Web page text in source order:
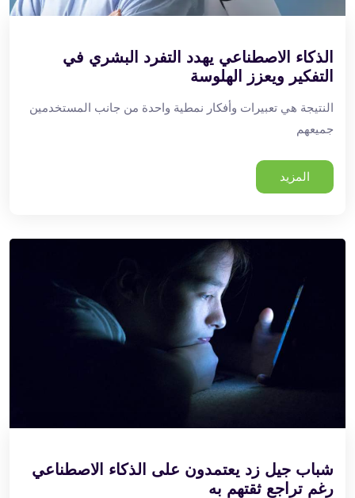
الذكاء الاصطناعي يهدد التفرد البشري في
التفكير ويعزز الهلوسة
النتيجة هي تعبيرات وأفكار نمطية واحدة من جانب المستخدمين
جميعهم
المزيد
شباب جيل زد يعتمدون على الذكاء الاصطناعي
رغم تراجع ثقتهم به